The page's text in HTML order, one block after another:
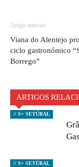
Artigo anterior
Viana do Alentejo
ciclo gastronómico
Borrego”
ARTIGOS
// S+ SETÚBAL
// S+ SETÚBAL